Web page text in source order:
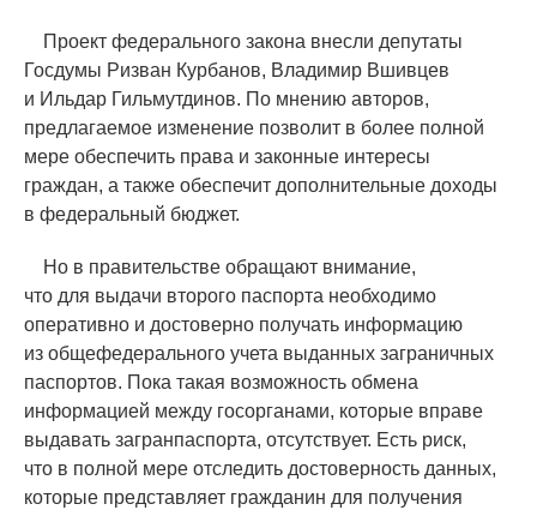
Проект федерального закона внесли депутаты
Госдумы Ризван Курбанов, Bладимир Вшивцев
и Ильдар Гильмутдинов. По мнению авторов,
предлагаемое изменение позволит в более полной
мере обеспечить права и законные интересы
граждан, а также обеспечит дополнительные доходы
в федеральный бюджет.
Но в правительстве обращают внимание,
что для выдачи второго паспорта необходимо
оперативно и достоверно получать информацию
из общефедерального учета выданных заграничных
паспортов. Пока такая возможность обмена
информацией между госорганами, которые вправе
выдавать загранпаспорта, отсутствует. Есть риск,
что в полной мере отследить достоверность данных,
которые представляет гражданин для получения